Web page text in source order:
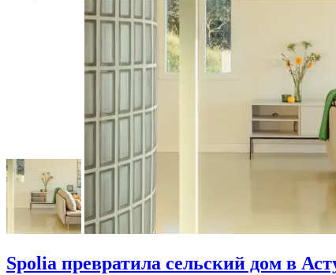
Spolia превратила сельский дом в